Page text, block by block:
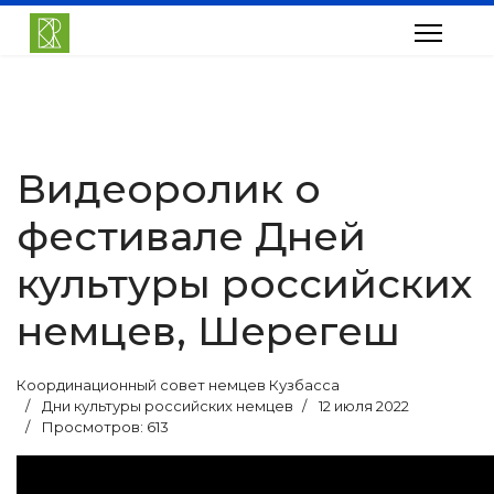
Видеоролик о
фестивале Дней
культуры российских
немцев, Шерегеш
Координационный совет немцев Кузбасса
Дни культуры российских немцев
12 июля 2022
Просмотров: 613